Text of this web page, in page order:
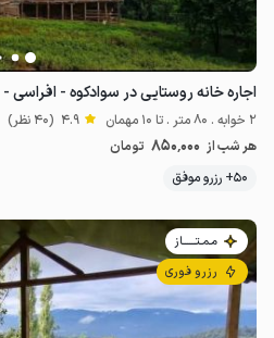
اجاره خانه روستایی در سوادکوه - افراسی - ۱
2 خوابه . 80 متر . تا 10 مهمان 4.9 (40 نظر)
هر شب از 850٬000 تومان
50+ رزرو موفق
مـمـتــــــاز
رزرو فوری